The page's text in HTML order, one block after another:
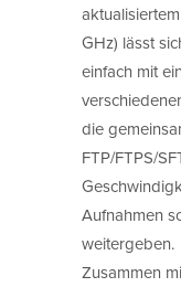
GHz) lässt
einfach mit
die
FTP/FTPS/
Aufnahmen
weitergeben.
Zusammen